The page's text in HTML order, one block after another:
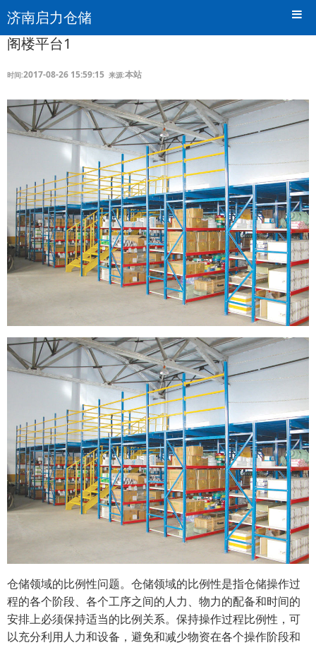
济南启力仓储
阁楼平台1
时间:2017-08-26 15:59:15 来源:本站
仓储领域的比例性问题。仓储领域的比例性是指仓储操作过
程的各个阶段、各个工序之间的人力、物力的配备和时间的
安排上必须保持适当的比例关系。保持操作过程比例性，可
以充分利用人力和设备，避免和减少物资在各个操作阶段和